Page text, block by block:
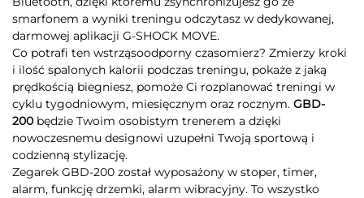
smarfonem a wyniki treningu odczytasz w dedykowanej,
darmowej aplikacji G-SHOCK MOVE.
Co potrafi ten wstrząsoodporny czasomierz? Zmierzy kroki
i ilość spalonych kalorii podczas treningu, pokaże z jaką
prędkością biegniesz, pomoże Ci rozplanować treningi w
cyklu tygodniowym, miesięcznym oraz rocznym. GBD-
200 będzie Twoim osobistym trenerem a dzięki
nowoczesnemu designowi uzupełni Twoją sportową i
codzienną stylizację.
Zegarek GBD-200 został wyposażony w stoper, timer,
alarm, funkcję drzemki, alarm wibracyjny. To wszystko